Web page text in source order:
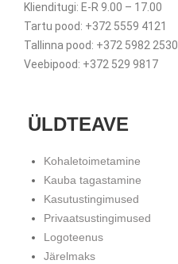
Klienditugi: E-R 9.00 – 17.00
Tartu pood: +372 5559 4121
Tallinna pood: +372 5982 2530
Veebipood: +372 529 9817
ÜLDTEAVE
Kohaletoimetamine
Kauba tagastamine
Kasutustingimused
Privaatsustingimused
Logoteenus
Järelmaks